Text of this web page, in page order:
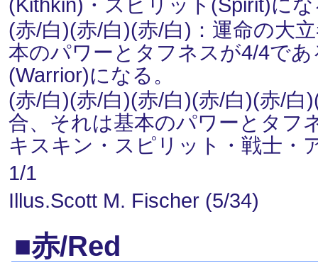
(赤/白)(赤/白)(赤/白)：運命の大
本のパワーとタフネスが4/4で
(Warrior)になる。
(赤/白)(赤/白)(赤/白)(赤/白)(赤/
合、それは基本のパワーとタフ
キスキン・スピリット・戦士・
1/1
Illus.Scott M. Fischer (5/34)
■赤/Red